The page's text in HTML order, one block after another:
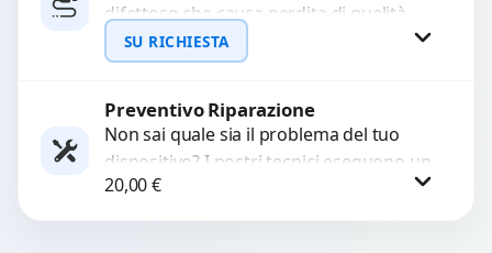
WhatsApp
difettoso che causa perdita di qualità
sonora o impossibilità di collegare cuffie
e accessori....
SU RICHIESTA
Richiedi Preventivo
WhatsApp
Preventivo Riparazione
Non sai quale sia il problema del tuo
dispositivo? I nostri tecnici eseguono un
check-up completo con strumenti
avanzati per...
20,00€